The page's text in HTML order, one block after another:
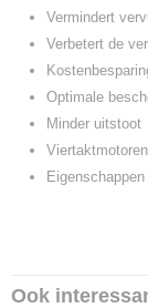
Vermindert
Verbetert de
Optimale
Minder uitstoot
Viertaktmotoren
Ook